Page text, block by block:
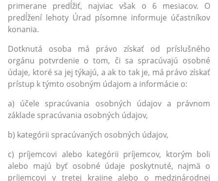
primerane predĺžiť, najviac však o 6 mesiacov. O
predĺžení lehoty Úrad písomne informuje účastníkov
konania.
Dotknutá osoba má právo získať od príslušného
orgánu potvrdenie o tom, či sa spracúvajú osobné
údaje, ktoré sa jej týkajú, a ak to tak je, má právo získať
prístup k týmto osobným údajom a informácie o:
a) účele spracúvania osobných údajov a právnom
základe spracúvania osobných údajov,
b) kategórii spracúvaných osobných údajov,
c) príjemcovi alebo kategórii príjemcov, ktorým boli
alebo majú byť osobné údaje poskytnuté, najmä o
príjemcovi v tretej krajine alebo o medzinárodnej